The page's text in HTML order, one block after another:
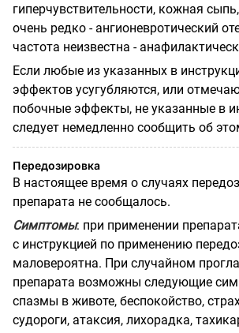
гиперчувствительности, кожная
очень редко - ангионевротический
частота неизвестна -
Если любые из указанных в
эффектов усугубляются, или
побочные эффекты, не указанные в
следует немедленно сообщить об
Передозировка
В настоящее время о случаях
препарата не сообщалось.
Симптомы: при применении
с инструкцией по применению
маловероятна. При случайном
препарата возможны следующие
спазмы в животе, беспокойство,
судороги, атаксия, лихорадка,